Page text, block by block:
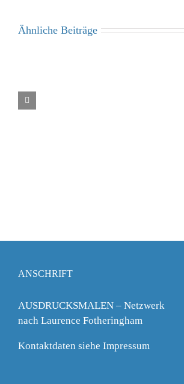
Ähnliche Beiträge
ANSCHRIFT
AUSDRUCKSMALEN – Netzwerk
nach Laurence Fotheringham
Kontaktdaten siehe Impressum